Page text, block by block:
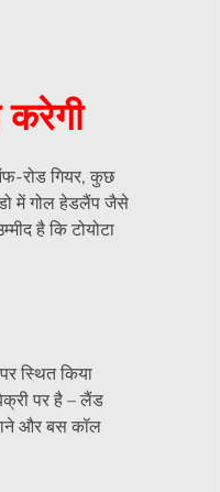
रोड गियर, कुछ
में गोल हेडलैंप जैसे
है कि टोयोटा
स्थित किया
पर है – लैंड
और बस कॉल